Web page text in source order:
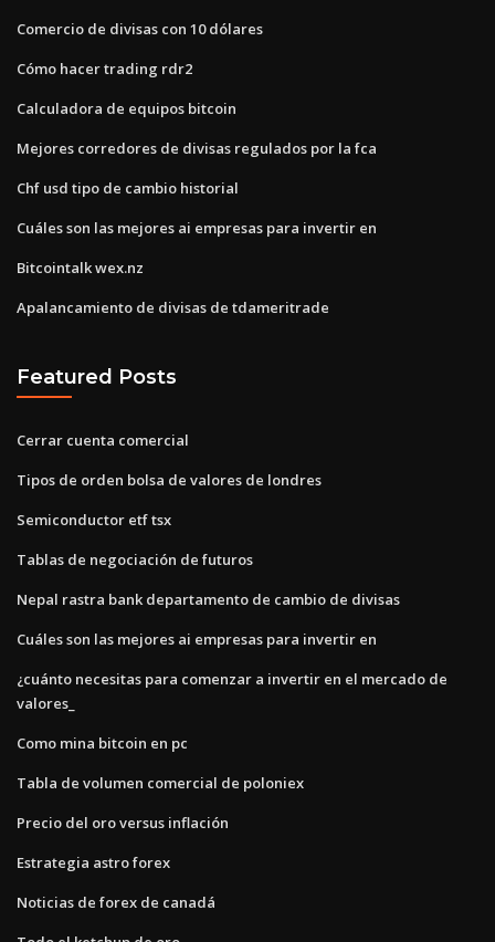
Comercio de divisas con 10 dólares
Cómo hacer trading rdr2
Calculadora de equipos bitcoin
Mejores corredores de divisas regulados por la fca
Chf usd tipo de cambio historial
Cuáles son las mejores ai empresas para invertir en
Bitcointalk wex.nz
Apalancamiento de divisas de tdameritrade
Featured Posts
Cerrar cuenta comercial
Tipos de orden bolsa de valores de londres
Semiconductor etf tsx
Tablas de negociación de futuros
Nepal rastra bank departamento de cambio de divisas
Cuáles son las mejores ai empresas para invertir en
¿cuánto necesitas para comenzar a invertir en el mercado de
valores_
Como mina bitcoin en pc
Tabla de volumen comercial de poloniex
Precio del oro versus inflación
Estrategia astro forex
Noticias de forex de canadá